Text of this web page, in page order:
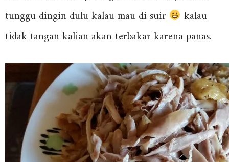
tunggu dingin dulu kalau mau di suir
kalau
tidak tangan kalian akan terbakar karena panas.